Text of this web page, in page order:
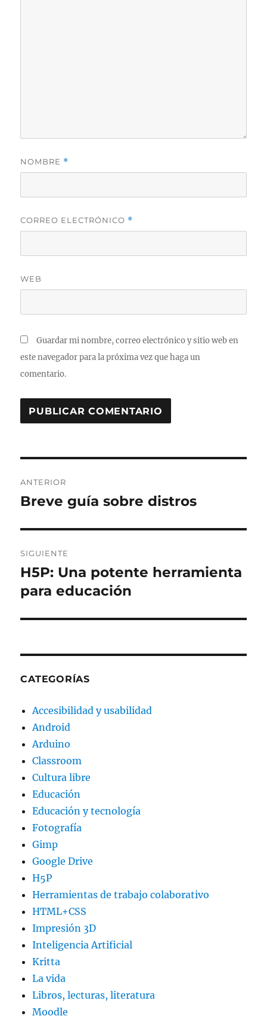
NOMBRE *
CORREO ELECTRÓNICO *
WEB
Guardar mi nombre, correo electrónico y sitio web en
este navegador para la próxima vez que haga un
comentario.
de
ANTERIOR
Entrada
Breve guía sobre distros
SIGUIENTE
Entrada
siguiente:
H5P: Una potente herramienta
para educación
CATEGORÍAS
Accesibilidad y usabilidad
Android
Arduino
Classroom
Cultura libre
Educación
Educación y tecnología
Fotografía
Gimp
Google Drive
H5P
Herramientas de trabajo colaborativo
HTML+CSS
Impresión 3D
Inteligencia Artificial
Kritta
La vida
Libros, lecturas, literatura
Moodle